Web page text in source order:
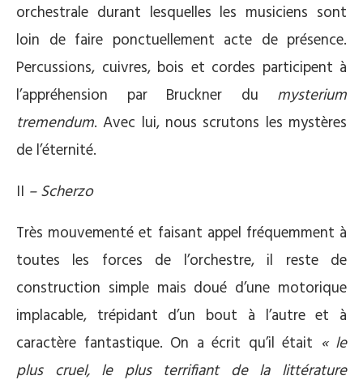
orchestrale durant lesquelles les musiciens sont
loin de faire ponctuellement acte de présence.
Percussions, cuivres, bois et cordes participent à
l’appréhension par Bruckner du mysterium
tremendum. Avec lui, nous scrutons les mystères
de l’éternité.
II – Scherzo
Très mouvementé et faisant appel fréquemment à
toutes les forces de l’orchestre, il reste de
construction simple mais doué d’une motorique
implacable, trépidant d’un bout à l’autre et à
caractère fantastique. On a écrit qu’il était « le
plus cruel, le plus terrifiant de la littérature